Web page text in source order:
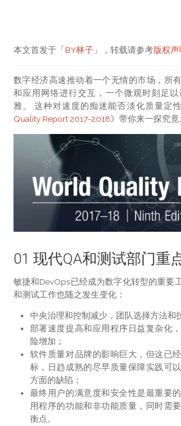
本文首发于「 BY林子」，转载请参考版权声
数字经济高速推动着一个无情的市场，所
和应用网络进行交互，一个微观时刻足
雅。 这种对速度的痴迷能否淡化质量定
Quality Report 2017-2018》带你来一探究竟
01 现代QA和测试部门重
敏捷和DevOps已经成为数字化转型的重要
和测试工作也随之发生变化：
中央治理和控制减少，团队选择方法和
部署速度提高和应用程序日益复杂化
险增加；
软件质量对品牌的影响巨大，但这已
标，日趋成熟的尽早质量保障实践可
方面的缺陷；
最终用户的满意度和安全性是最重要
用程序的功能和非功能质量，同时需
衡点。